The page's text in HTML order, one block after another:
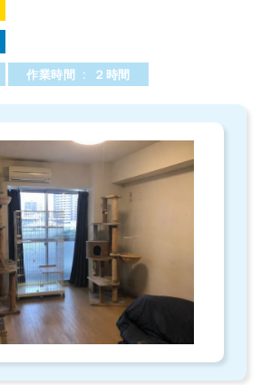
作業時間 : ２時間